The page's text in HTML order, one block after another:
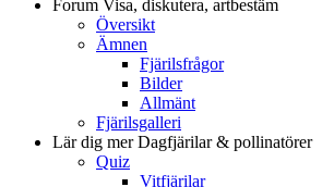
Forum Visa, diskutera, artbestäm
Översikt
Ämnen
Fjärilsfrågor
Bilder
Allmänt
Fjärilsgalleri
Lär dig merDagfjärilar & pollinatörer
Quiz
Vitfjärilar